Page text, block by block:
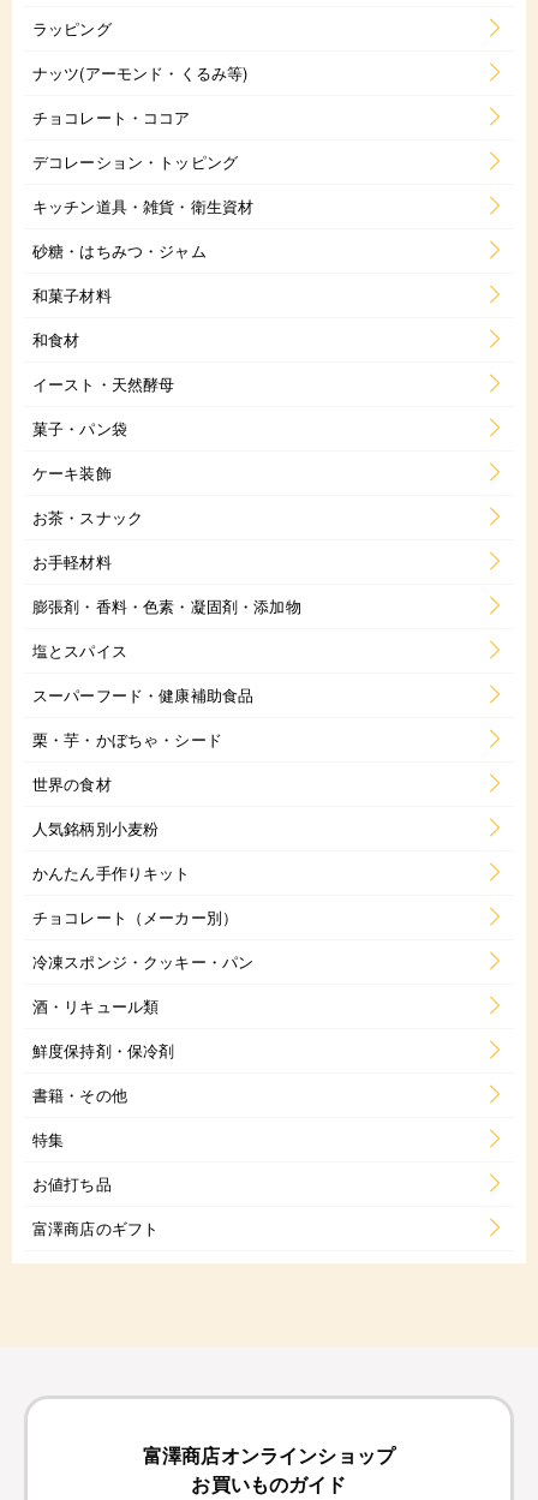
ラッピング
ナッツ(アーモンド・くるみ等)
チョコレート・ココア
デコレーション・トッピング
キッチン道具・雑貨・衛生資材
砂糖・はちみつ・ジャム
和菓子材料
和食材
イースト・天然酵母
菓子・パン袋
ケーキ装飾
お茶・スナック
お手軽材料
膨張剤・香料・色素・凝固剤・添加物
塩とスパイス
スーパーフード・健康補助食品
栗・芋・かぼちゃ・シード
世界の食材
人気銘柄別小麦粉
かんたん手作りキット
チョコレート（メーカー別）
冷凍スポンジ・クッキー・パン
酒・リキュール類
鮮度保持剤・保冷剤
書籍・その他
特集
お値打ち品
富澤商店のギフト
富澤商店オンラインショップ
お買いものガイド